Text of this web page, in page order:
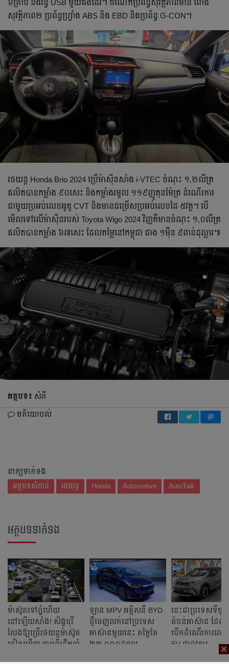
៦គ្រាប់ និង​រន្ធ USB មួយ​ផងដែរ។ ចំណែក​ប្រព័ន្ធ​សុវត្ថិភាពមាន ពោង
សុវត្ថិភាព​២ ប្រព័ន្ធហ្វ្រាំង ABS និង EBD និង​ប្រព័ន្ធ G-CON។
រថយន្ត Honda Brio 2024 ប្រើម៉ាស៊ីនសាំង i-VTEC ចំណុះ ១,២លីត្រ
ផលិតបាន​កម្លាំង ៩០សេះ និងកម្លាំង​រមួល ១១៩ញូតុនម៉ែត្រ ដំណើរការ​
ជាមួយ​ប្រអប់លេខអូតូ CVT និង​មាន​ជម្រើស​ប្រអប់លេខដៃ ៥វគ្គ។ បើ​
មើលទៅលើ​ម៉ាស៊ីនរបស់ Toyota Wigo 2024 វិញគឺមានចំណុះ ១,០លីត្រ
ផលិតបានកម្លាំង ៦៧សេះ ដែលតម្លៃនៅកម្ពុជា ជាង ១ម៉ឺន ៩ពាន់ដុល្លារ៕
អត្ថបទ៖ សំភី
មតិយោបល់
ពាក្យទាក់ទង
អត្ថបទសំខាន់ រថយន្ត Honda Automotive AutoTalk
អត្ថបទទាក់ទង
ម៉ាស៊ូតទៅភ្នំហើយ
នៅឡើយសាំង! សិង្ហបុរី
លែងឱ្យប្រើរថយន្ត​ម៉ាស៊ូត
ទៀតហើយ ចាប់ពីដើមឆ្នាំ
ឡាន MPV អគ្គិសនី BYD
ថ្មីចេញលក់នៅប្រទេស
អាស៊ានមួយនេះ តម្លៃតែ
២៣ ០០០ដុល្លារ
នេះជាប្រទេស​ទីមួ
តំបន់​អាស៊ាន ដែល
បើកដំណើរការរោង
EV ជាផ្លូវការ